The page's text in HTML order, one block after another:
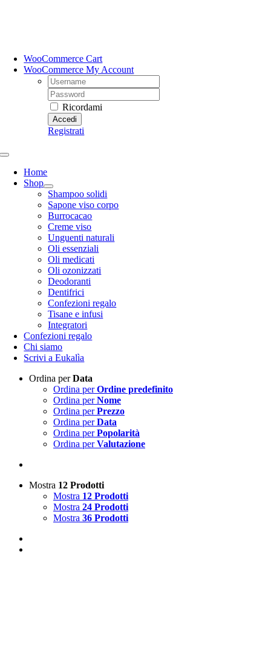
WooCommerce Cart
WooCommerce My Account
Username:
Password:
Ricordami
Registrati
Toggle
NavigationHome
Shop
Shampoo solidi
Sapone viso corpo
Burrocacao
Creme viso
Unguenti naturali
Oli essenziali
Oli medicati
Oli ozonizzati
Deodoranti
Dentifrici
Confezioni regalo
Tisane e infusi
Integratori
Confezioni regalo
Chi siamo
Scrivi a Eukalìa
Ordina perData
Ordina perOrdine predefinito
Ordina perNome
Ordina perPrezzo
Ordina perData
Ordina perPopolarità
Ordina perValutazione
Mostra 12 Prodotti
Mostra 12 Prodotti
Mostra 24 Prodotti
Mostra 36 Prodotti